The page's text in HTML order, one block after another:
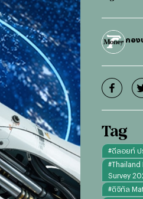
กอง
Tag
#ดีลอยท์ ป
#Thailand
Survey
#ดิจิทัล